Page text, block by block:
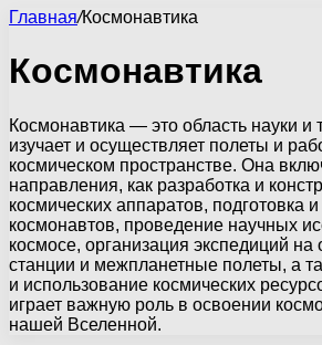
Главная/Космонавтика
Космонавтика
Космонавтика — это область науки и
изучает и осуществляет полеты и
космическом пространстве. Она
направления, как разработка и
космических аппаратов, подготовка
космонавтов, проведение научных
космосе, организация экспедиций
станции и межпланетные полеты, а
и использование космических
играет важную роль в освоении
нашей Вселенной.